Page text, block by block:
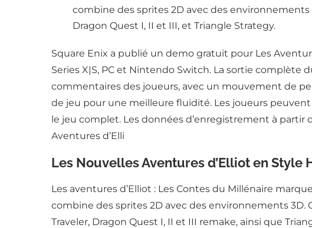
combine des sprites 2D avec des
Dragon Quest I, II et III, et Triangle Strategy.
Square Enix a publié un demo gratuit pour Les
Series X|S, PC et Nintendo Switch. La sortie complète
commentaires des joueurs, avec un mouvement de
de jeu pour une meilleure fluidité. Les joueurs
le jeu complet. Les données d’enregistrement à partir
Aventures d’Elli
Les Nouvelles Aventures d’Elliot en Style
Les aventures d’Elliot : Les Contes du Millénaire
combine des sprites 2D avec des environnements
Traveler, Dragon Quest I, II et III remake, ainsi que